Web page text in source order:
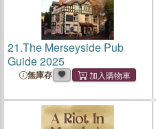
21.The Merseyside Pub
Guide 2025
無庫存